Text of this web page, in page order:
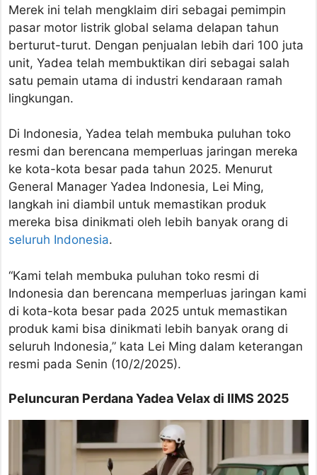
Merek ini telah mengklaim diri sebagai pemimpin
pasar motor listrik global selama delapan tahun
berturut-turut. Dengan penjualan lebih dari 100 juta
unit, Yadea telah membuktikan diri sebagai salah
satu pemain utama di industri kendaraan ramah
lingkungan.
Di Indonesia, Yadea telah membuka puluhan toko
resmi dan berencana memperluas jaringan mereka
ke kota-kota besar pada tahun 2025. Menurut
General Manager Yadea Indonesia, Lei Ming,
langkah ini diambil untuk memastikan produk
mereka bisa dinikmati oleh lebih banyak orang di
seluruh Indonesia.
“Kami telah membuka puluhan toko resmi di
Indonesia dan berencana memperluas jaringan kami
di kota-kota besar pada 2025 untuk memastikan
produk kami bisa dinikmati lebih banyak orang di
seluruh Indonesia,” kata Lei Ming dalam keterangan
resmi pada Senin (10/2/2025).
Peluncuran Perdana Yadea Velax di IIMS 2025